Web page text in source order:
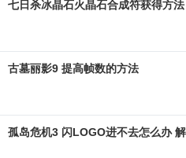
七日杀冰晶石火晶石合成符获得方
古墓丽影9 提高帧数的方法
孤岛危机3 闪LOGO进不去怎么办